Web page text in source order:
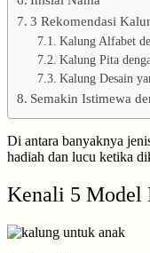
3 Rekomendasi
Kalung Alfabet
Kalung Pita
Kalung Desain
Semakin Istimewa
Di antara banyaknya
hadiah dan lucu ketika
Kenali 5 Model